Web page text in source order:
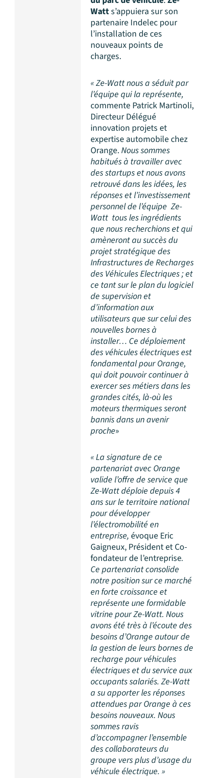
Watts’appuiera sur son
partenaire Indelec pour
l’installation de ces
nouveaux points de
charges.
« Ze-Watt nous a séduit par
l’équipe qui la représente,
commente Patrick Martinoli,
Directeur Délégué
innovation projets et
expertise automobile chez
Orange.Nous sommes
habitués à travailler avec
des startups et nous avons
retrouvé dans les idées, les
réponses et l’investissement
personnel de l’équipe Ze-
Watt tous les ingrédients
que nous recherchions et qui
amèneront au succès du
projet stratégique des
Infrastructures de Recharges
des Véhicules Electriques ; et
ce tant sur le plan du logiciel
de supervision et
d’information aux
utilisateurs que sur celui des
nouvelles bornes à
installer… Ce déploiement
des véhicules électriques est
fondamental pour Orange,
qui doit pouvoir continuer à
exercer ses métiers dans les
grandes cités, là-où les
moteurs thermiques seront
bannis dans un avenir
proche»
« La signature de ce
partenariat avec Orange
valide l’offre de service que
Ze-Watt déploie depuis 4
ans sur le territoire national
pour développer
l’électromobilité en
entreprise, évoque Eric
Gaigneux, Président et Co-
fondateur de l’entreprise.
Ce partenariat consolide
notre position sur ce marché
en forte croissance et
représente une formidable
vitrine pour Ze-Watt. Nous
avons été très à l’écoute des
besoins d’Orange autour de
la gestion de leurs bornes de
recharge pour véhicules
électriques et du service aux
occupants salariés. Ze-Watt
a su apporter les réponses
attendues par Orange à ces
besoins nouveaux. Nous
sommes ravis
d’accompagner l’ensemble
des collaborateurs du
groupe vers plus d’usage du
véhicule électrique. »